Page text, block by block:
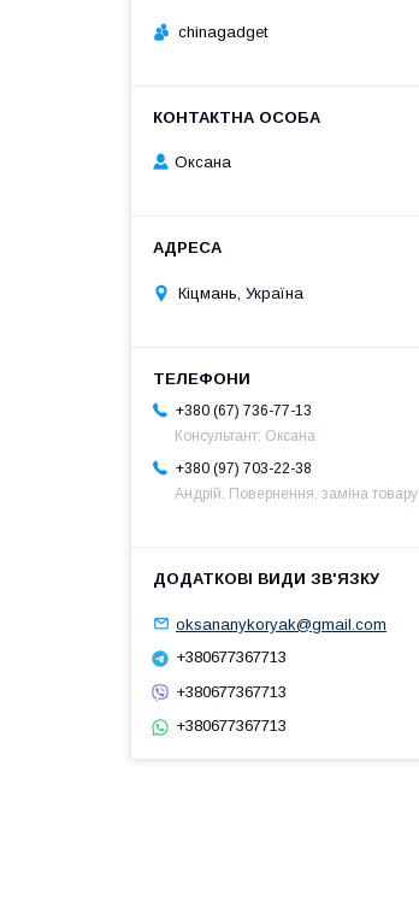
chinagadget
Оксана
Кіцмань, Україна
+380 (67) 736-77-13
Консультант: Оксана
+380 (97) 703-22-38
Андрій: Повернення, заміна товару
oksananykoryak@gmail.com
+380677367713
+380677367713
+380677367713